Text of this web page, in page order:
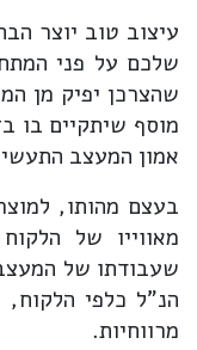
עיצוב טוב יוצר
שלכם על פני
שהצרכן יפיק מן
מוסף שיתקיים בו
אמון המעצב
בעצם מהותו,
מאווייו של
שעבודתו של
הנ"ל כלפי הלקוח,
מרווחיות.